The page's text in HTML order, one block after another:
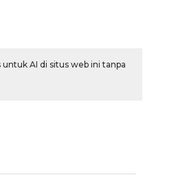
AI di situs web ini tanpa